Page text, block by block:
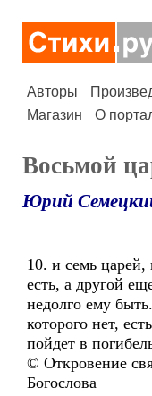
Авторы
Магазин
О
Восьмой
Юрий
10. и семь царей,
есть, а другой
недолго ему
которого нет,
пойдет в
© Откровение
Богослова